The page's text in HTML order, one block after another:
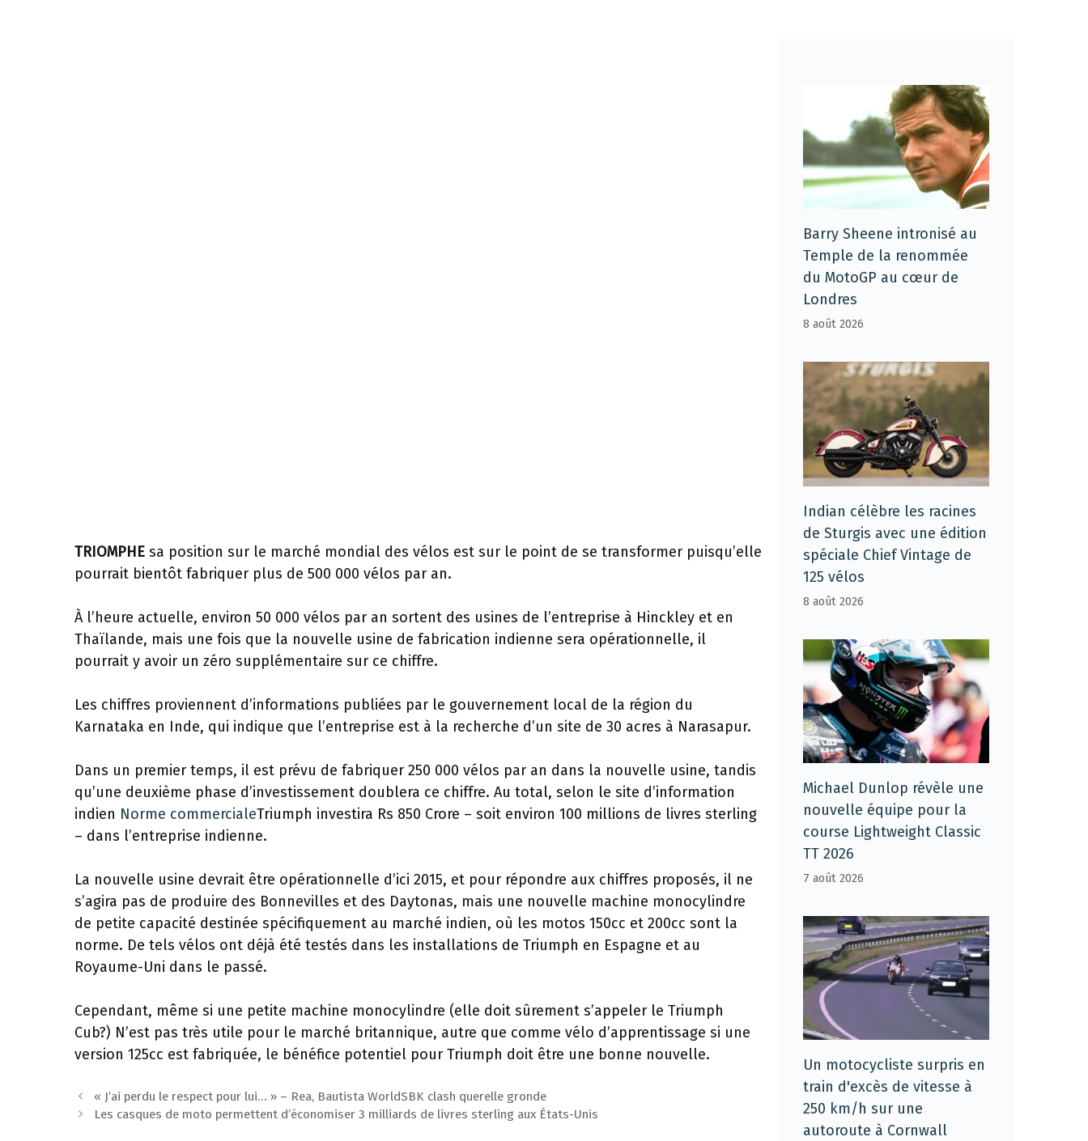
TRIOMPHE sa position sur le marché mondial des vélos est sur le point de se transformer puisqu’elle
pourrait bientôt fabriquer plus de 500 000 vélos par an.
À l’heure actuelle, environ 50 000 vélos par an sortent des usines de l’entreprise à Hinckley et en
Thaïlande, mais une fois que la nouvelle usine de fabrication indienne sera opérationnelle, il
pourrait y avoir un zéro supplémentaire sur ce chiffre.
Les chiffres proviennent d’informations publiées par le gouvernement local de la région du
Karnataka en Inde, qui indique que l’entreprise est à la recherche d’un site de 30 acres à Narasapur.
Dans un premier temps, il est prévu de fabriquer 250 000 vélos par an dans la nouvelle usine, tandis
qu’une deuxième phase d’investissement doublera ce chiffre. Au total, selon le site d’information
indien Norme commercialeTriumph investira Rs 850 Crore – soit environ 100 millions de livres sterling
– dans l’entreprise indienne.
La nouvelle usine devrait être opérationnelle d’ici 2015, et pour répondre aux chiffres proposés, il ne
s’agira pas de produire des Bonnevilles et des Daytonas, mais une nouvelle machine monocylindre
de petite capacité destinée spécifiquement au marché indien, où les motos 150cc et 200cc sont la
norme. De tels vélos ont déjà été testés dans les installations de Triumph en Espagne et au
Royaume-Uni dans le passé.
Cependant, même si une petite machine monocylindre (elle doit sûrement s’appeler le Triumph
Cub?) N’est pas très utile pour le marché britannique, autre que comme vélo d’apprentissage si une
version 125cc est fabriquée, le bénéfice potentiel pour Triumph doit être une bonne nouvelle.
Navigation
des
« J’ai perdu le respect pour lui… » – Rea, Bautista WorldSBK clash querelle gronde
Les casques de moto permettent d’économiser 3 milliards de livres sterling aux États-Unis
Barry Sheene intronisé au
Temple de la renommée
du MotoGP au cœur de
Londres
8 août 2026
Indian célèbre les racines
de Sturgis avec une édition
spéciale Chief Vintage de
125 vélos
8 août 2026
Michael Dunlop révèle une
nouvelle équipe pour la
course Lightweight Classic
TT 2026
7 août 2026
Un motocycliste surpris en
train d'excès de vitesse à
250 km/h sur une
autoroute à Cornwall